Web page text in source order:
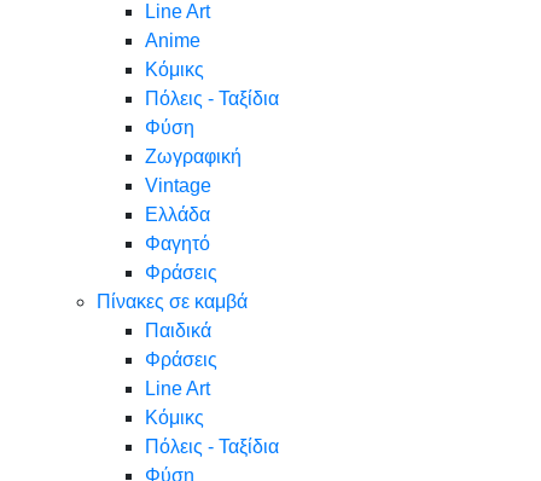
Line Art
Anime
Κόμικς
Πόλεις - Ταξίδια
Φύση
Ζωγραφική
Vintage
Ελλάδα
Φαγητό
Φράσεις
Πίνακες σε καμβά
Παιδικά
Φράσεις
Line Art
Κόμικς
Πόλεις - Ταξίδια
Φύση